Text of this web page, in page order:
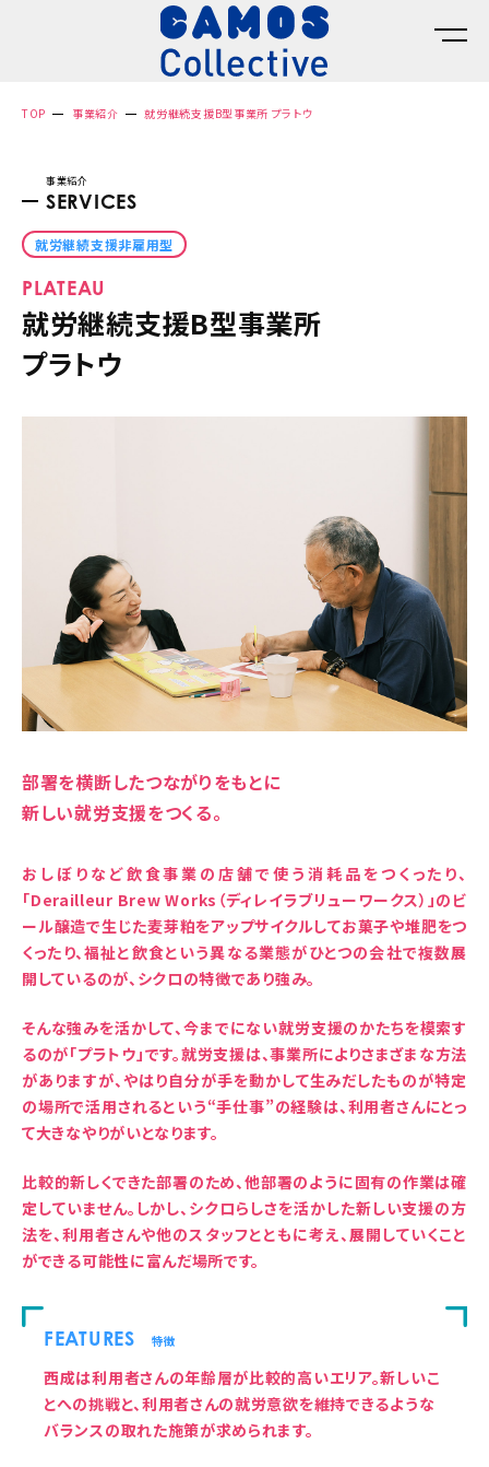
TOP 事業紹介 就労継続支援B型事業所 プラトウ
事業紹介
SERVICES
就労継続支援非雇用型
PLATEAU
就労継続支援B型事業所
プラトウ
部署を横断したつながりをもとに
新しい就労支援をつくる。
おしぼりなど飲食事業の店舗で使う消耗品をつくったり、
「Derailleur Brew Works（ディレイラブリューワークス）」のビ
ール醸造で生じた麦芽粕をアップサイクルしてお菓子や堆肥をつ
くったり、福祉と飲食という異なる業態がひとつの会社で複数展
開しているのが、シクロの特徴であり強み。
そんな強みを活かして、今までにない就労支援のかたちを模索す
るのが「プラトウ」です。就労支援は、事業所によりさまざまな方法
がありますが、やはり自分が手を動かして生みだしたものが特定
の場所で活用されるという“手仕事”の経験は、利用者さんにとっ
て大きなやりがいとなります。
比較的新しくできた部署のため、他部署のように固有の作業は確
定していません。しかし、シクロらしさを活かした新しい支援の方
法を、利用者さんや他のスタッフとともに考え、展開していくこと
ができる可能性に富んだ場所です。
FEATURES 特徴
西成は利用者さんの年齢層が比較的高いエリア。新しいこ
とへの挑戦と、利用者さんの就労意欲を維持できるような
バランスの取れた施策が求められます。